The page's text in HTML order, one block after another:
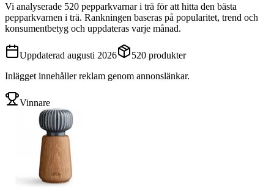
Vi analyserade 520 pepparkvarnar i trä för att hitta den bästa
pepparkvarnen i trä. Rankningen baseras på popularitet, trend och
konsumentbetyg och uppdateras varje månad.
Uppdaterad augusti 2026 520 produkter
Inlägget innehåller reklam genom annonslänkar.
Vinnare